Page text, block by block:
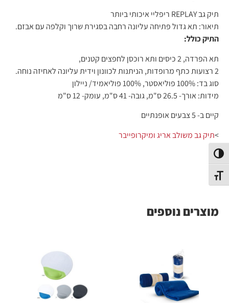
הפעל/כבה ניגודיות גבוהה
מתג גודל גופן
תיק גב REPLAY ריפליי איכותי ביותר
תיאור: תא גדול פתיחה עליונה רחבה בסגירת שרוך וקלפה עם אבזם.
התיק כולל:
תא הפרדה, 2 כיסים ותא רוכסן לחפצים קטנים,
2 רצועות כתף מרופדות, הניתנות לכוונון וידית עליונה לאחיזה נוחה.
סוג בד: 100% פוליאסטר, 100% פוליאמיד/ ניילון
מידות: אורך- 26.5 ס"מ, גובה- 41 ס"מ, עומק- 12 ס"מ
קיים ב- 5 צבעים אופנתיים
>תיק גב משולב אריג ומיקרופייבר
מוצרים נוספים